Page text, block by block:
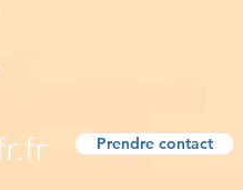
Prendre contact